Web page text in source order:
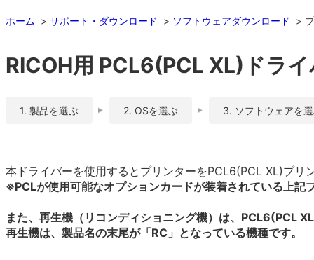
ホーム サポート・ダウンロード ソフトウェアダウンロード
RICOH用 PCL6(PCL XL)ドラ
1. 製品を選ぶ 2. OSを選ぶ 3. ソフトウェアを
本ドライバーを使用するとプリンターをPCL6(PCL XL)プ
※PCLが使用可能なオプションカードが装着されている上記
また、再生機（リコンディショニング機）は、PCL6(PCL
再生機は、製品名の末尾が「RC」となっている機種です。